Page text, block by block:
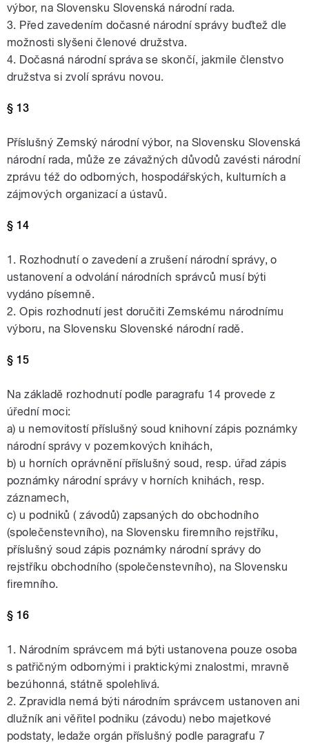
výbor, na Slovensku Slovenská národní rada.
3. Před zavedením dočasné národní správy buďtež dle
možnosti slyšeni členové družstva.
4. Dočasná národní správa se skončí, jakmile členstvo
družstva si zvolí správu novou.
§ 13
Příslušný Zemský národní výbor, na Slovensku Slovenská
národní rada, může ze závažných důvodů zavésti národní
zprávu též do odborných, hospodářských, kulturních a
zájmových organizací a ústavů.
§ 14
1. Rozhodnutí o zavedení a zrušení národní správy, o
ustanovení a odvolání národních správců musí býti
vydáno písemně.
2. Opis rozhodnutí jest doručiti Zemskému národnímu
výboru, na Slovensku Slovenské národní radě.
§ 15
Na základě rozhodnutí podle paragrafu 14 provede z
úřední moci:
a) u nemovitostí příslušný soud knihovní zápis poznámky
národní správy v pozemkových knihách,
b) u horních oprávnění příslušný soud, resp. úřad zápis
poznámky národní správy v horních knihách, resp.
záznamech,
c) u podniků ( závodů) zapsaných do obchodního
(společenstevního), na Slovensku firemního rejstříku,
příslušný soud zápis poznámky národní správy do
rejstříku obchodního (společenstevního), na Slovensku
firemního.
§ 16
1. Národním správcem má býti ustanovena pouze osoba
s patřičným odbornými i praktickými znalostmi, mravně
bezúhonná, státně spolehlivá.
2. Zpravidla nemá býti národním správcem ustanoven ani
dlužník ani věřitel podniku (závodu) nebo majetkové
podstaty, ledaže orgán příslušný podle paragrafu 7